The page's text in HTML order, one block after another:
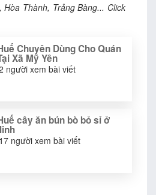
Hòa Thành, Trảng Bàng... Click
Chuyên Dùng Cho Quán
Xã Mỹ Yên
người xem bài viết
cây ăn bún bò bỏ sỉ ở
người xem bài viết